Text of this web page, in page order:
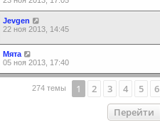
Jevgen
22 ноя 2013, 14:45
Мята
05 ноя 2013, 17:40
274 темы 1 2 3 4 5 6
Перейти